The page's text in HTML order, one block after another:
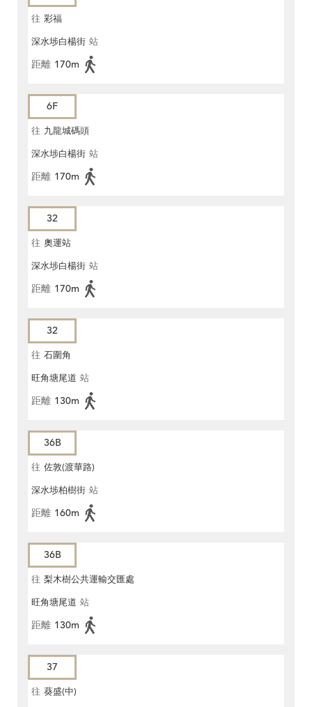
往 彩福
深水埗白楊街 站
距離 170m
6F
往 九龍城碼頭
深水埗白楊街 站
距離 170m
32
往 奧運站
深水埗白楊街 站
距離 170m
32
往 石圍角
旺角塘尾道 站
距離 130m
36B
往 佐敦(渡華路)
深水埗柏樹街 站
距離 160m
36B
往 梨木樹公共運輸交匯處
旺角塘尾道 站
距離 130m
37
往 葵盛(中)